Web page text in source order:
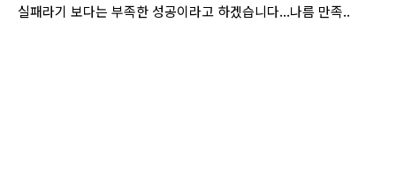
실패라기 보다는 부족한 성공이라고 하겠습니다...나름 만족..